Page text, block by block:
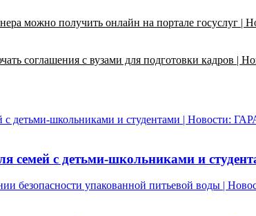
можно получить онлайн на портале госуслуг |
соглашения с вузами для подготовки кадров |
с детьми-школьниками и студентами | Новости:
семей с детьми-школьниками и
безопасности упакованной питьевой воды |